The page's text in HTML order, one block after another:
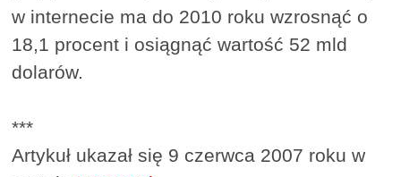
w internecie ma do 2010 roku wzrosnąć o
18,1 procent i osiągnąć wartość 52 mld
dolarów.
***
Artykuł ukazał się 9 czerwca 2007 roku w